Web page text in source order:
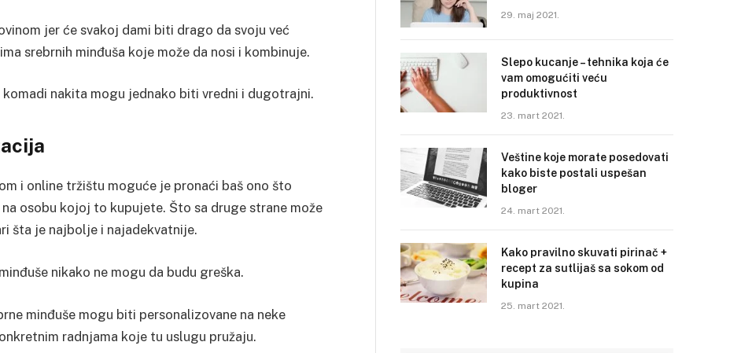
jer će svakoj dami biti drago da svoju već
srebrnih minđuša koje može da nosi i kombinuje.
nakita mogu jednako biti vredni i dugotrajni.
i online tržištu moguće je pronaći baš ono što
osobu kojoj to kupujete. Što sa druge strane može
šta je najbolje i najadekvatnije.
nikako ne mogu da budu greška.
minđuše mogu biti personalizovane na neke
radnjama koje tu uslugu pružaju.
29. maj 2021.
Slepo kucanje – tehnika koja će
vam omogućiti veću
produktivnost
23. mart 2021.
Veštine koje morate posedovati
kako biste postali uspešan
bloger
24. mart 2021.
Kako pravilno skuvati pirinač +
recept za sutlijaš sa sokom od
kupina
25. mart 2021.